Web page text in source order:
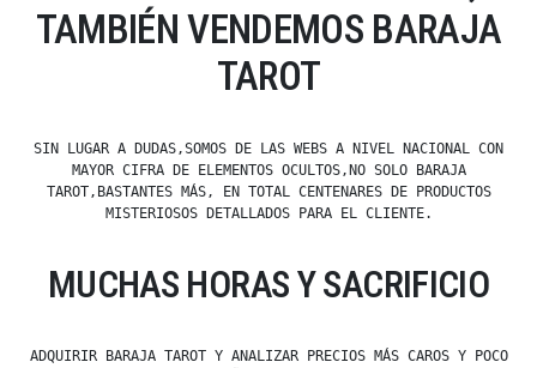
TAMBIÉN VENDEMOS BARAJA
TAROT
SIN LUGAR A DUDAS,SOMOS DE LAS WEBS A NIVEL NACIONAL CON
MAYOR CIFRA DE ELEMENTOS OCULTOS,NO SOLO BARAJA
TAROT,BASTANTES MÁS, EN TOTAL CENTENARES DE PRODUCTOS
MISTERIOSOS DETALLADOS PARA EL CLIENTE.
MUCHAS HORAS Y SACRIFICIO
ADQUIRIR BARAJA TAROT Y ANALIZAR PRECIOS MÁS CAROS Y POCO